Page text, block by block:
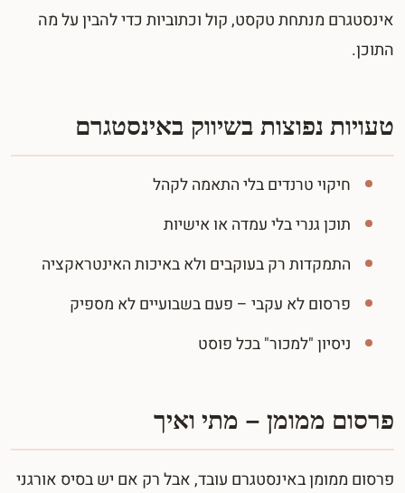
אינסטגרם מנתחת טקסט, קול וכתוביות כדי להבין על מה
התוכן.
טעויות נפוצות בשיווק באינסטגרם
חיקוי טרנדים בלי התאמה לקהל
תוכן גנרי בלי עמדה או אישיות
התמקדות רק בעוקבים ולא באיכות האינטראקציה
פרסום לא עקבי – פעם בשבועיים לא מספיק
ניסיון "למכור" בכל פוסט
פרסום ממומן – מתי ואיך
פרסום ממומן באינסטגרם עובד, אבל רק אם יש בסיס אורגני